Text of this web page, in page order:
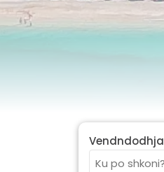
Vendndodhja